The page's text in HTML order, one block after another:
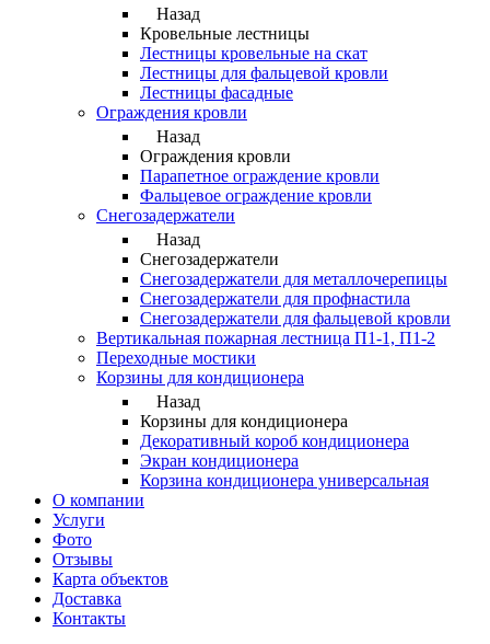
Назад
Кровельные лестницы
Лестницы кровельные на скат
Лестницы для фальцевой кровли
Лестницы фасадные
Ограждения кровли
Назад
Ограждения кровли
Парапетное ограждение кровли
Фальцевое ограждение кровли
Снегозадержатели
Назад
Снегозадержатели
Снегозадержатели для металлочерепицы
Снегозадержатели для профнастила
Снегозадержатели для фальцевой кровли
Вертикальная пожарная лестница П1-1, П1-2
Переходные мостики
Корзины для кондиционера
Назад
Корзины для кондиционера
Декоративный короб кондиционера
Экран кондиционера
Корзина кондиционера универсальная
О компании
Услуги
Фото
Отзывы
Карта объектов
Доставка
Контакты